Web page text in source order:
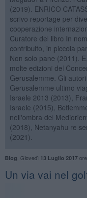
(2019). ENRICO
scrivo reportage per
cooperazione
Curatore del libro In
contribuito, in piccola
Non solo pane (2011).
molte edizioni del
Gerusalemme. Gli
Gerusalemme ultimo
Israele 2013 (2013),
Israele (2015),
nell'ombra del
(2018), Netanyahu re
(2021).
Blog Giovedì 13 Luglio 2017
Un via vai nel